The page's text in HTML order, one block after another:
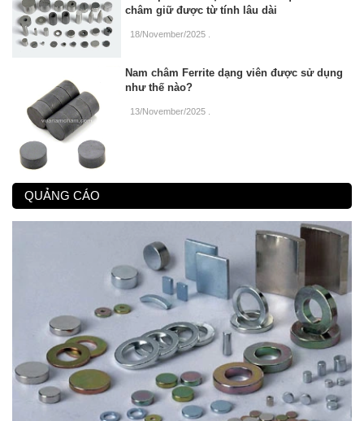
châm giữ được từ tính lâu dài
18/November/2025
Nam châm Ferrite dạng viên được sử dụng
như thế nào?
13/November/2025
QUẢNG CÁO